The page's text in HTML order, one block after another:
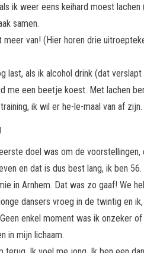
ik weer eens keihard moest
samen.
meer van! (Hier horen drie
last, als ik alcohol drink (dat
me een beetje koest. Met lachen
ik wil er he-le-maal van af
doel was om de voorstellingen,
en dat is dus best lang, ik ben
in Arnhem. Dat was zo gaaf! We
dansers vroeg in de twintig en
enkel moment was ik onzeker
in mijn lichaam.